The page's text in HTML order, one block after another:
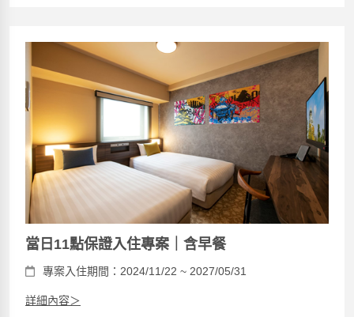
當日11點保證入住專案｜含早餐
專案入住期間：2024/11/22 ~ 2027/05/31
詳細內容＞